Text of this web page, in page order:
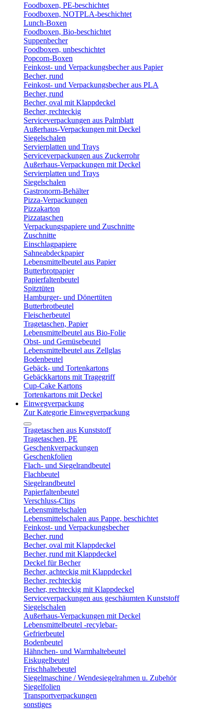
Foodboxen, PE-beschichtet
Foodboxen, NOTPLA-beschichtet
Lunch-Boxen
Foodboxen, Bio-beschichtet
Suppenbecher
Foodboxen, unbeschichtet
Popcorn-Boxen
Feinkost- und Verpackungsbecher aus Papier
Becher, rund
Feinkost- und Verpackungsbecher aus PLA
Becher, rund
Becher, oval mit Klappdeckel
Becher, rechteckig
Serviceverpackungen aus Palmblatt
Außerhaus-Verpackungen mit Deckel
Siegelschalen
Servierplatten und Trays
Serviceverpackungen aus Zuckerrohr
Außerhaus-Verpackungen mit Deckel
Servierplatten und Trays
Siegelschalen
Gastronorm-Behälter
Pizza-Verpackungen
Pizzakarton
Pizzataschen
Verpackungspapiere und Zuschnitte
Zuschnitte
Einschlagpapiere
Sahneabdeckpapier
Lebensmittelbeutel aus Papier
Butterbrotpapier
Papierfaltenbeutel
Spitztüten
Hamburger- und Dönertüten
Butterbrotbeutel
Fleischerbeutel
Tragetaschen, Papier
Lebensmittelbeutel aus Bio-Folie
Obst- und Gemüsebeutel
Lebensmittelbeutel aus Zellglas
Bodenbeutel
Gebäck- und Tortenkartons
Gebäckkartons mit Tragegriff
Cup-Cake Kartons
Tortenkartons mit Deckel
Einwegverpackung
Zur Kategorie Einwegverpackung
Tragetaschen aus Kunststoff
Tragetaschen, PE
Geschenkverpackungen
Geschenkfolien
Flach- und Siegelrandbeutel
Flachbeutel
Siegelrandbeutel
Papierfaltenbeutel
Verschluss-Clips
Lebensmittelschalen
Lebensmittelschalen aus Pappe, beschichtet
Feinkost- und Verpackungsbecher
Becher, rund
Becher, oval mit Klappdeckel
Becher, rund mit Klappdeckel
Deckel für Becher
Becher, achteckig mit Klappdeckel
Becher, rechteckig
Becher, rechteckig mit Klappdeckel
Serviceverpackungen aus geschäumten Kunststoff
Siegelschalen
Außerhaus-Verpackungen mit Deckel
Lebensmittelbeutel -recylebar-
Gefrierbeutel
Bodenbeutel
Hähnchen- und Warmhaltebeutel
Eiskugelbeutel
Frischhaltebeutel
Siegelmaschine / Wendesiegelrahmen u. Zubehör
Siegelfolien
Transportverpackungen
sonstiges